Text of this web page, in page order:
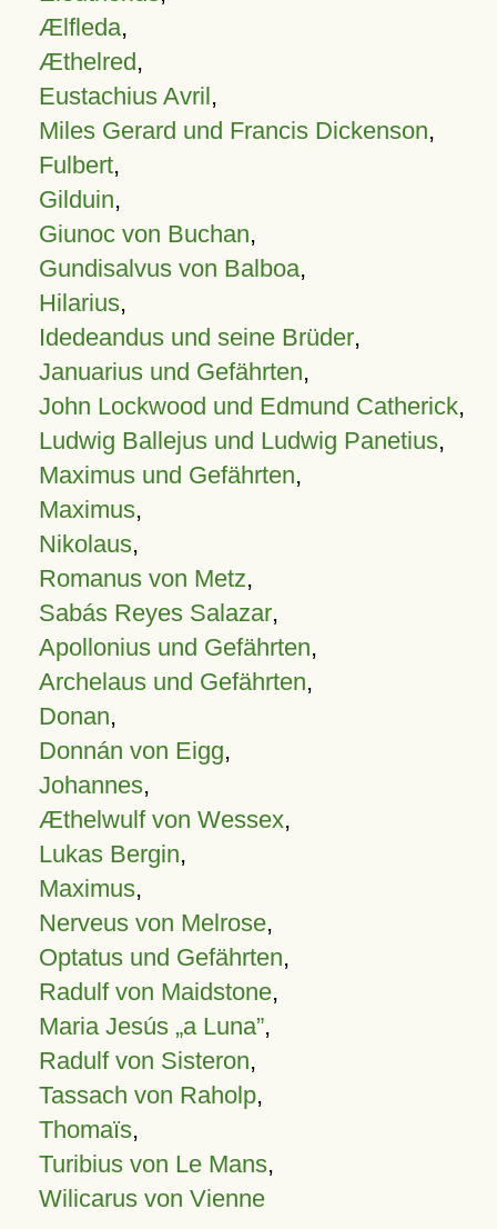
Ælfleda,
Æthelred,
Eustachius Avril,
Miles Gerard und Francis Dickenson,
Fulbert,
Gilduin,
Giunoc von Buchan,
Gundisalvus von Balboa,
Hilarius,
Idedeandus und seine Brüder,
Januarius und Gefährten,
John Lockwood und Edmund Catherick,
Ludwig Ballejus und Ludwig Panetius,
Maximus und Gefährten,
Maximus,
Nikolaus,
Romanus von Metz,
Sabás Reyes Salazar,
Apollonius und Gefährten,
Archelaus und Gefährten,
Donan,
Donnán von Eigg,
Johannes,
Æthelwulf von Wessex,
Lukas Bergin,
Maximus,
Nerveus von Melrose,
Optatus und Gefährten,
Radulf von Maidstone,
Maria Jesús „a Luna”,
Radulf von Sisteron,
Tassach von Raholp,
Thomaïs,
Turibius von Le Mans,
Wilicarus von Vienne